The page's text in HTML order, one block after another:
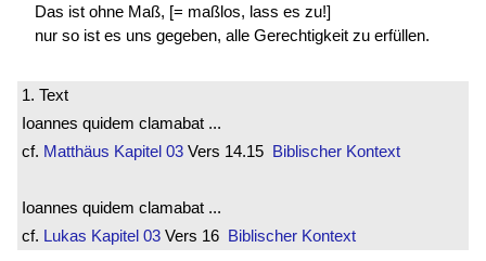
Das ist ohne Maß, [= maßlos, lass es zu!]
nur so ist es uns gegeben, alle Gerechtigkeit zu erfüllen.
1. Text
Ioannes quidem clamabat ...
cf. Matthäus Kapitel 03 Vers 14.15 Biblischer Kontext
Ioannes quidem clamabat ...
cf. Lukas Kapitel 03 Vers 16 Biblischer Kontext